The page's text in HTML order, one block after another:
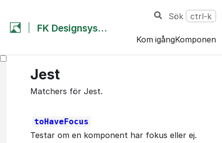
FK Designsystem
Kom igång
Sök ctrl-k
Jest
Matchers för Jest.
toHaveFocus
Testar om en komponent har fokus eller ej.